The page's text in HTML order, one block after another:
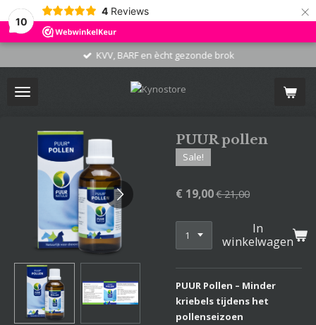
10
4 Reviews ×
KVV, BARF en ècht gezonde brok
PUUR pollen
Sale!
€ 19,00€ 21,00
In
winkelwagen
PUUR Pollen – Minder
kriebels tijdens het
pollenseizoen